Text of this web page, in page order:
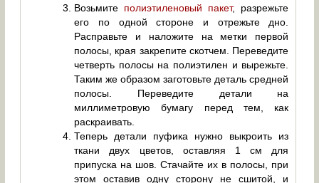
Возьмите полиэтиленовый пакет, разрежьте
его по одной стороне и отрежьте дно.
Расправьте и наложите на метки первой
полосы, края закрепите скотчем. Переведите
четверть полосы на полиэтилен и вырежьте.
Таким же образом заготовьте деталь средней
полосы. Переведите детали на
миллиметровую бумагу перед тем, как
раскраивать.
Теперь детали пуфика нужно выкроить из
ткани двух цветов, оставляя 1 см для
припуска на шов. Стачайте их в полосы, при
этом оставив одну сторону не сшитой, и